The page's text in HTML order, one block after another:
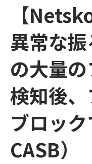
【
異常な
の大量
検知後
ブロック
CASB）